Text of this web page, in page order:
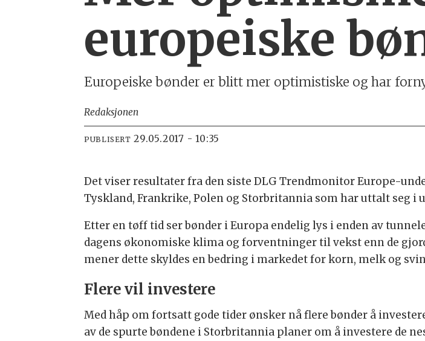
europeiske
Europeiske bønder er blitt mer optimistiske og har
Redaksjonen
PUBLISERT 29.05.2017 - 10:35
Det viser resultater fra den siste DLG Trendmonitor Europe-
Tyskland, Frankrike, Polen og Storbritannia som har uttalt seg i
Etter en tøff tid ser bønder i Europa endelig lys i enden av
dagens økonomiske klima og forventninger til vekst enn de
mener dette skyldes en bedring i markedet for korn, melk og
Flere vil investere
Med håp om fortsatt gode tider ønsker nå flere bønder å
av de spurte bøndene i Storbritannia planer om å investere de